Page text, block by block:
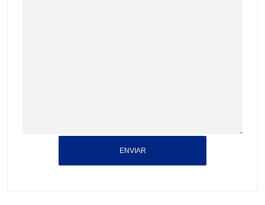
ENVIAR